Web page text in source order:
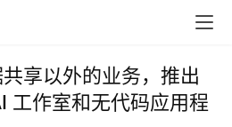
享以外的业务，推出
工作室和无代码应用程